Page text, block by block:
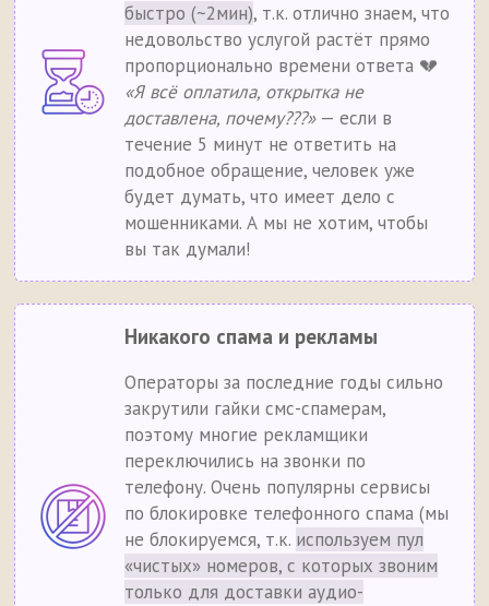
быстро (~2мин), т.к. отлично знаем, что
недовольство услугой растёт прямо
пропорционально времени ответа 💔
«Я всё оплатила, открытка не
доставлена, почему???»— если в
течение 5 минут не ответить на
подобное обращение, человек уже
будет думать, что имеет дело с
мошенниками. А мы не хотим, чтобы
вы так думали!
Никакого спама и рекламы
Операторы за последние годы сильно
закрутили гайки смс-спамерам,
поэтому многие рекламщики
переключились на звонки по
телефону. Очень популярны сервисы
по блокировке телефонного спама (мы
не блокируемся, т.к. используем пул
«чистых» номеров, с которых звоним
только для доставки аудио-